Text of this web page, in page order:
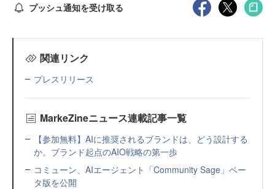
プッシュ通知を受け取る
関連リンク
プレスリリース
MarkeZineニュース連載記事一覧
【参加無料】AIに推奨されるブランドは、どう設計する
か。ブランド起点のAIO戦略の第一歩
コミューン、AIエージェント「Community Sage」ベー
タ版を公開